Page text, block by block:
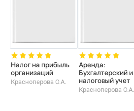
Налог на прибыль
организаций
Красноперова О.А.
Аренда:
Бухгалтерский и
налоговый учет
Красноперова О.А.